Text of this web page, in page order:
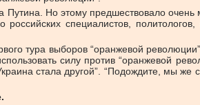
Но этому предшествовало очень
специалистов,
тура выборов “оранжевой
силу против “оранжевой
стала другой”. “Подождите, мы же